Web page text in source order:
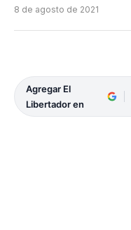
8 de agosto de 2021
Agregar El
Libertador en